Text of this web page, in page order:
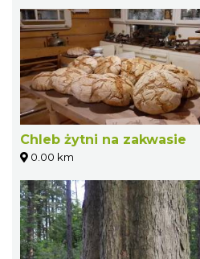
Chleb żytni na zakwasie
0.00 km